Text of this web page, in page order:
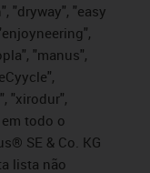
"dryway", "easy
"manus",
"xirodur",
todo o
SE & Co. KG
lista não